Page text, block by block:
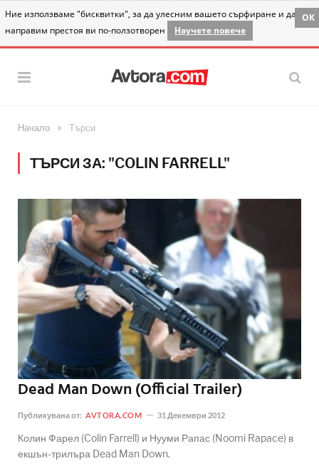
Ние използваме "бисквитки", за да улесним вашето сърфиране и да
направим престоя ви по-ползотворен
Научете повече
OK
Начало » Търси
ТЪРСИ ЗА: "COLIN FARRELL"
Dead Man Down (Official Trailer)
Публикувана от: AVTORA.COM 31 Декември 2012
Колин Фарел (Colin Farrell) и Нууми Рапас (Noomi Rapace) в
екшън-трилъра Dead Man Down.